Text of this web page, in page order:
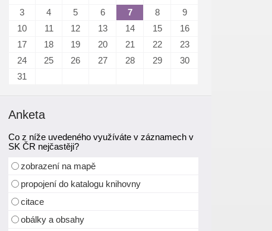
3
4 5 6 7 8
9
10
11 12 13 14 15
16
17
18 19 20 21 22
23
24
25 26 27 28 29
30
31
Anketa
Co z níže uvedeného využíváte v záznamech v
SK ČR nejčastěji?
zobrazení na mapě
propojení do katalogu knihovny
citace
obálky a obsahy